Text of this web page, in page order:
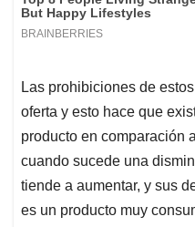
Las prohibiciones de
oferta y esto hace que
producto en comparación
cuando sucede una
tiende a aumentar, y sus
es un producto muy